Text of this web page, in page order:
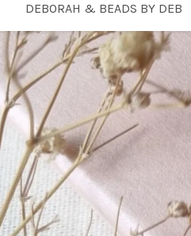
DEBORAH & BEADS BY DEB